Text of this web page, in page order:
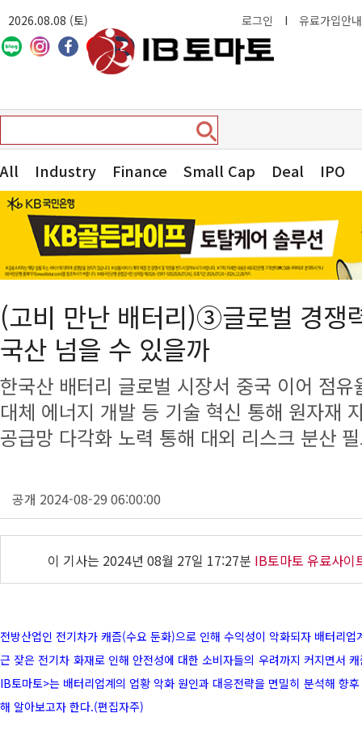
2026.08.08 (토) 로그인 I 유료가입안내
All Industry Finance Small Cap Deal IPO
(고비 만난 배터리)③글로벌 경
국산 넘을 수 있을까
한국산 배터리 글로벌 시장서 중국 이어 점유
대체 에너지 개발 등 기술 혁신 통해 원자재
공급망 다각화 노력 통해 대외 리스크 분산
공개 2024-08-29 06:00:00
이 기사는 2024년 08월 27일 17:27분 IB토마토 유료사이
전방산업인 전기차가 캐즘(수요 둔화)으로 인해 수익성이 악화되자 배터리
근 잦은 전기차 화재로 인해 안전성에 대한 소비자들의 우려까지 커지면서
IB토마토>는 배터리업계의 업황 악화 원인과 대응전략을 면밀히 분석해 향
해 알아보고자 한다.(편집자주)